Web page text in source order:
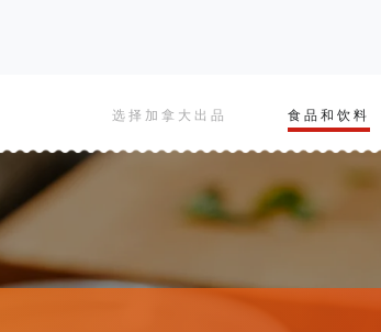
Main
navigation
选择加拿大出品 食品和饮料